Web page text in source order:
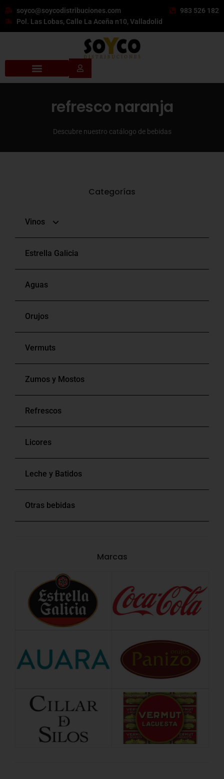
soyco@soycodistribuciones.com
983 526 182
Pol. Las Lobas, Calle La Aceña n10, Valladolid
refresco naranja
Descubre nuestro catálogo de bebidas
Categorías
Vinos
Blancos
Tintos
Rosados
Bag In Box
Estrella Galicia
Aguas
Orujos
Vermuts
Zumos y Mostos
Refrescos
Licores
Leche y Batidos
Otras bebidas
Marcas